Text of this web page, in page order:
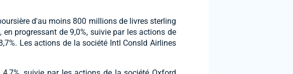
d'au moins 800 millions de livres sterling
progressant de 9,0%, suivie par les actions de
Les actions de la société Intl Consld Airlines